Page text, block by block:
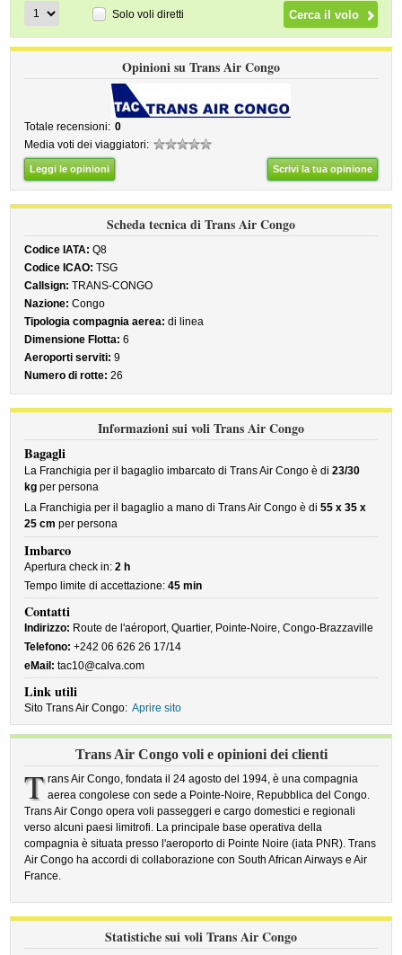
Solo voli diretti
Opinioni su Trans Air Congo
Totale recensioni: 0
Media voti dei viaggiatori:
Leggi le opinioni Scrivi la tua opinione
Scheda tecnica di Trans Air Congo
Codice IATA: Q8
Codice ICAO: TSG
Callsign: TRANS-CONGO
Nazione: Congo
Tipologia compagnia aerea: di linea
Dimensione Flotta: 6
Aeroporti serviti: 9
Numero di rotte: 26
Informazioni sui voli Trans Air Congo
Bagagli
La Franchigia per il bagaglio imbarcato di Trans Air Congo è di23/30
kg per persona
La Franchigia per il bagaglio a mano di Trans Air Congo è di55 x 35 x
25 cm per persona
Imbarco
Apertura check in:2 h
Tempo limite di accettazione:45 min
Contatti
Indirizzo: Route de l'aéroport, Quartier, Pointe-Noire, Congo-Brazzaville
Telefono: +242 06 626 26 17/14
eMail: tac10@calva.com
Link utili
Sito Trans Air Congo: Aprire sito
Trans Air Congo voli e opinioni dei clienti
T rans Air Congo, fondata il 24 agosto del 1994, è una compagnia
aerea congolese con sede a Pointe-Noire, Repubblica del Congo.
Trans Air Congo opera voli passeggeri e cargo domestici e regionali
verso alcuni paesi limitrofi. La principale base operativa della
compagnia è situata presso l'aeroporto di Pointe Noire (iata PNR). Trans
Air Congo ha accordi di collaborazione con South African Airways e Air
France.
Statistiche sui voli Trans Air Congo